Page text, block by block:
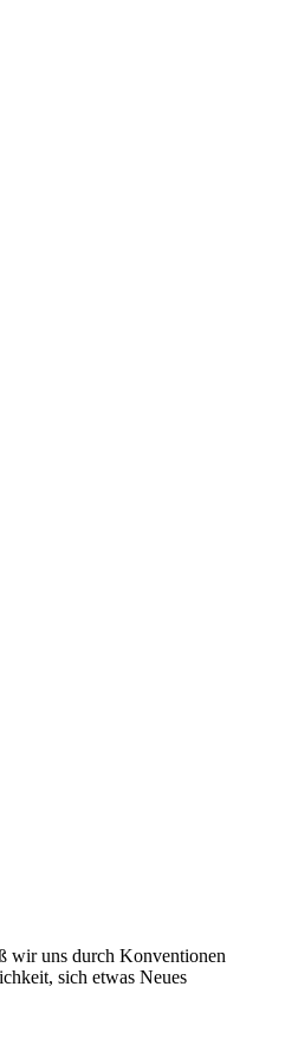
wir uns durch Konventionen
sich etwas Neues